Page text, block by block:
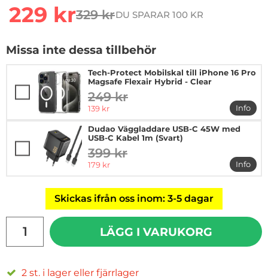
rea pris
229 krtidigare pris
329 krDU SPARAR 100 KR
Missa inte dessa tillbehör
Tech-Protect Mobilskal till iPhone 16 Pro
Magsafe Flexair Hybrid - Clear
tidigare pris
249 kr
rea pris
139 kr
Info
mer
Dudao Väggladdare USB-C 45W med
USB-C Kabel 1m (Svart)
tidigare pris
399 kr
rea pris
179 kr
Info
mer
Skickas ifrån oss inom: 3-5 dagar
LÄGG I VARUKORG
2 st. i lager eller fjärrlager